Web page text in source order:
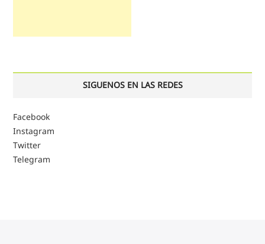
SIGUENOS EN LAS REDES
Facebook
Instagram
Twitter
Telegram